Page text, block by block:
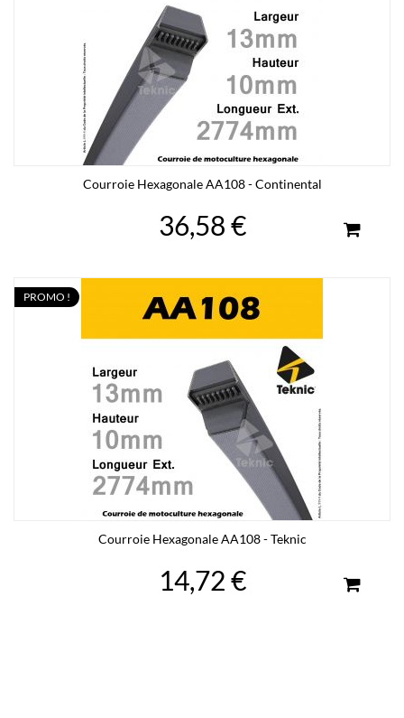
Courroie Hexagonale AA108 - Continental
36,58 €
PROMO !
Courroie Hexagonale AA108 - Teknic
14,72 €